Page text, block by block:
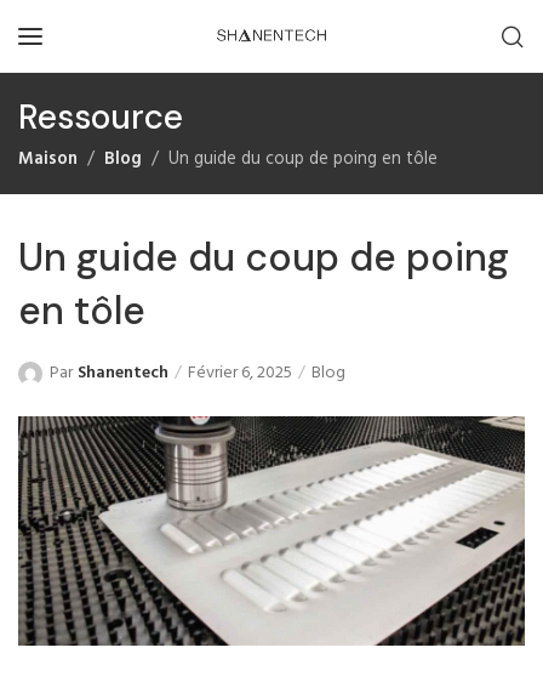
Ressource
Maison Blog Un guide du coup de poing en tôle
Un guide du coup de poing
en tôle
Par Shanentech Février 6, 2025 Blog